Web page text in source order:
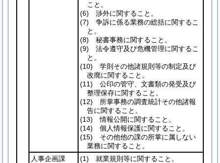
こと。
(6) 渉外に関すること。
(7) 争訴に係る業務の総括に関するこ
と。
(8) 秘書事務に関すること。
(9) 法令遵守及び危機管理に関するこ
と。
(10) 学則その他諸規則等の制定及び
改廃に関すること。
(11) 公印の管守、文書類の発受及び
整理保存に関すること。
(12) 所掌事務の調査統計その他諸報
告に関すること。
(13) 情報公開に関すること。
(14) 個人情報保護に関すること。
(15) その他他の課の所掌に属しない
業務に関すること。
人事企画課
(1) 就業規則等に関すること。